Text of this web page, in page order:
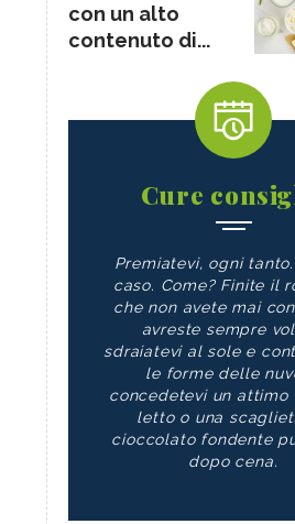
con un alto
contenuto di...
Cure
Premiatevi, ogni
caso. Come? Finite il
che non avete mai
avreste sempre
sdraiatevi al sole e
le forme delle
concedetevi un attimo
letto o una
cioccolato fondente
dopo cena.